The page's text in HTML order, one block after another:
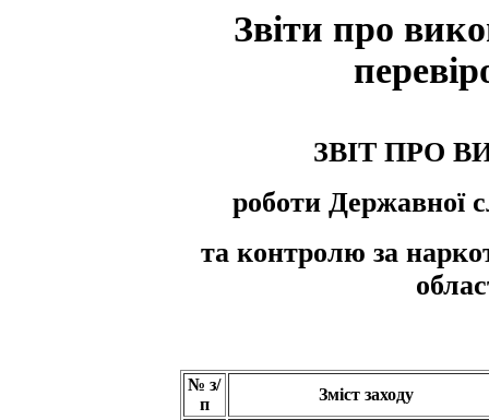
Звіти про
ЗВІТ ПРО
роботи Державної
та контролю за
№ з/
п
Зміст заходу